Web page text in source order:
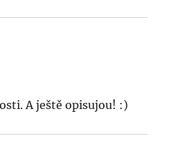
A ještě opisujou! :)